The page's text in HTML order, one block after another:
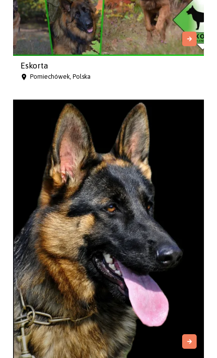
Eskorta
Pomiechówek, Polska